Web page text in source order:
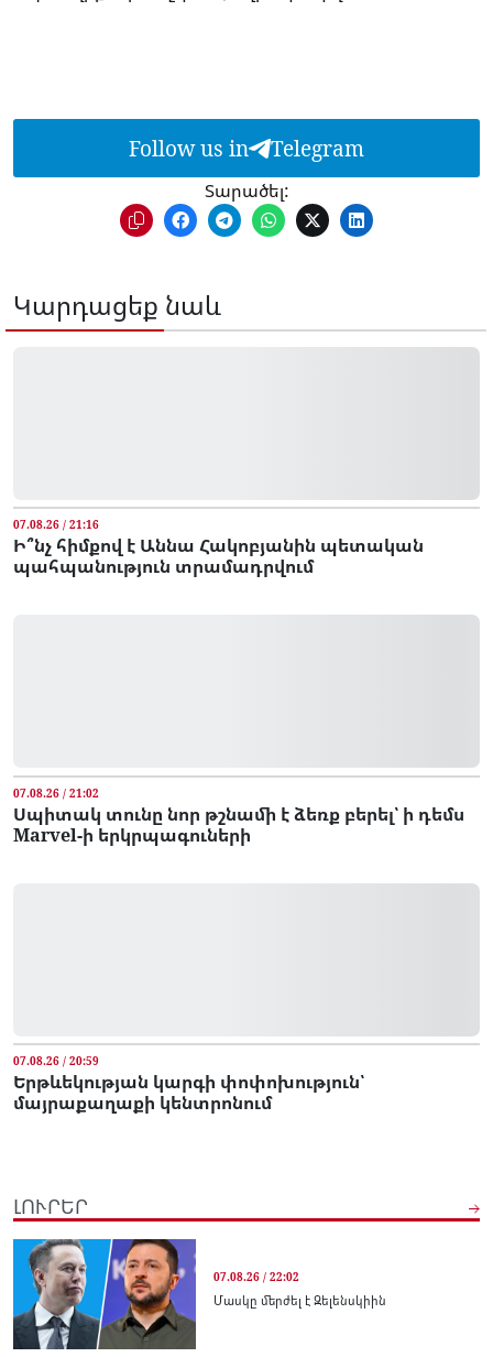
Follow us in Telegram
Տարածել:
Կարդացեք նաև
07.08.26 / 21:16
Ի՞նչ հիմքով է Աննա Հակոբյանին պետական
պահպանություն տրամադրվում
07.08.26 / 21:02
Սպիտակ տունը նոր թշնամի է ձեռք բերել՝ ի դեմս
Marvel-ի երկրպագուների
07.08.26 / 20:59
Երթևեկության կարգի փոփոխություն՝
մայրաքաղաքի կենտրոնում
ԼՈՒՐԵՐ
07.08.26 / 22:02
Մասկը մերժել է Զելենսկիին